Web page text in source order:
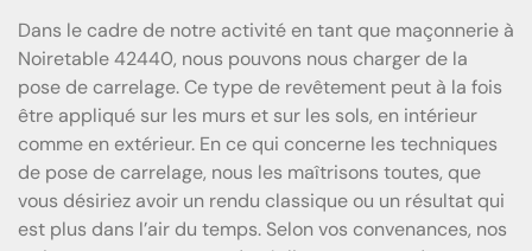
Dans le cadre de notre activité en tant que maçonnerie à
Noiretable 42440, nous pouvons nous charger de la
pose de carrelage. Ce type de revêtement peut à la fois
être appliqué sur les murs et sur les sols, en intérieur
comme en extérieur. En ce qui concerne les techniques
de pose de carrelage, nous les maîtrisons toutes, que
vous désiriez avoir un rendu classique ou un résultat qui
est plus dans l’air du temps. Selon vos convenances, nos